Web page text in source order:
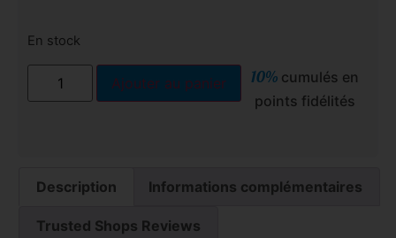
En stock
Ajouter au panier 10% cumulés en
points fidélités
Description Informations complémentaires
Trusted Shops Reviews